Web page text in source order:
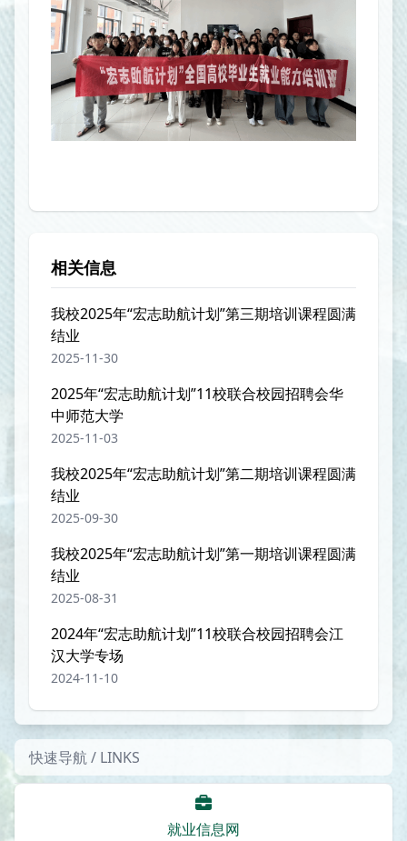
相关信息
我校2025年“宏志助航计划”第三期培训课程圆满
结业
2025-11-30
2025年“宏志助航计划”11校联合校园招聘会华
中师范大学
2025-11-03
我校2025年“宏志助航计划”第二期培训课程圆满
结业
2025-09-30
我校2025年“宏志助航计划”第一期培训课程圆满
结业
2025-08-31
2024年“宏志助航计划”11校联合校园招聘会江
汉大学专场
2024-11-10
快速导航 / LINKS
就业信息网